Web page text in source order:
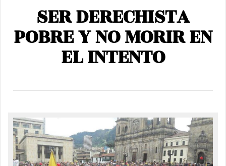
SER DERECHISTA
POBRE Y NO MORIR EN
EL INTENTO